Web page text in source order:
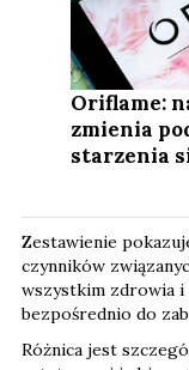
Oriflame:
zmienia
starzenia
Zestawienie
czynników
wszystkim zdrowia i
bezpośrednio do
Różnica jest